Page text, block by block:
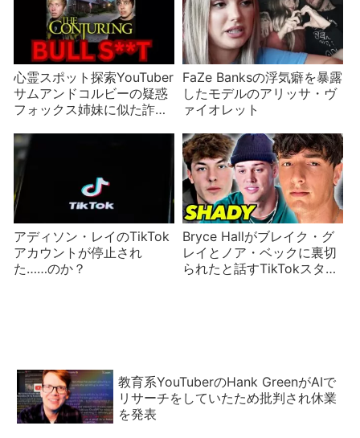
心霊スポット探索YouTuber
サムアンドコルビーの疑惑
フォックス姉妹に似た詐欺
が不明
FaZe Banksの浮気癖を暴露
したモデルのアリッサ・ヴ
ァイオレット
アディソン・レイのTikTok
アカウントが停止され
た……のか？
Bryce Hallがブレイク・グ
レイとノア・ベックに裏切
られたと話すTikTokスター
教育系YouTuberのHank GreenがAIで
リサーチをしていたため批判され休業
を発表